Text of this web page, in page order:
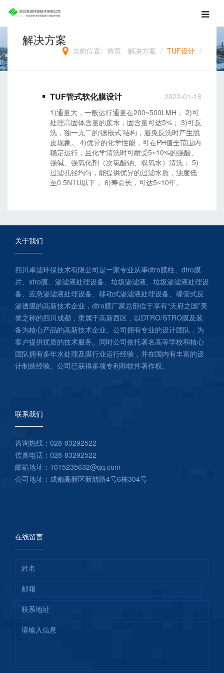
解决方案
当前位置: 首页 解决方案 / TUF设计 /
TUF管式软化膜设计
1)通量大，一般运行通量在200~500LMH； 2)可
处理高固体含量的废水，固含量可达5%； 3)可反
洗，独一无二的‘镶嵌式’结构，避免反洗时产生脱
皮现象。 4)优异的化学性能，可在PH值全范围内
稳定运行，且化学清洗时可耐受5~10%的强酸、
强碱、强氧化剂（次氯酸钠、双氧水）清洗； 5)
过滤孔径均匀，能提供优异的过滤水质，浊度低
至0.5NTU以下； 6)寿命长，可达5~10年。
2022-01-18
关于我们
四川卓滤环保技术有限公司是一家专业从事dtro膜柱、dtro膜
片、stro膜、渗滤液处理设备、垃圾渗滤液、垃圾渗滤液处理设
备、应急渗滤液处理设备、移动式渗滤液处理设备、碟管式反
渗透膜的高新技术企业，dtro膜厂家总部位于享有“天府之国”美
誉之称的四川成都，隶属于高新西区，以DTRO/STRO膜及装
备为核心产品的高新技术企业。公司拥有专业的设计团队，为
客户提供优质的技术服务。同时公司依托著名高等学校和核心
团队拥有多年水处理及膜行业运行经验，并在国内有丰富的设
计制造经验。公司已获得多项专利和软件著作权。
联系我们
咨询热线：028-83292522
传真电话：028-83292522
邮箱地址：1015235632@qq.com
公司地址：成都高新区新航路4号6栋304号
在线留言